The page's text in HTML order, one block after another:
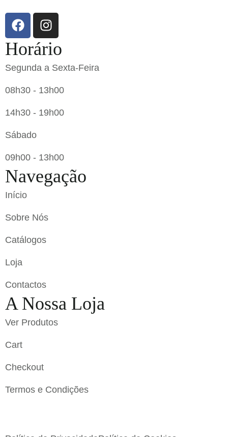
Horário
Segunda a Sexta-Feira
08h30 - 13h00
14h30 - 19h00
Sábado
09h00 - 13h00
Navegação
Início
Sobre Nós
Catálogos
Loja
Contactos
A Nossa Loja
Ver Produtos
Cart
Checkout
Termos e Condições